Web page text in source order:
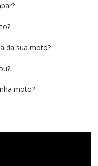
da sua moto?
moto?